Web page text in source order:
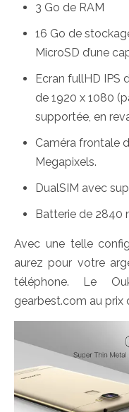
3 Go de RAM
16 Go de
MicroSD d’une
Ecran fullHD IPS
de 1920 x 1080
supportée, en
Caméra frontale
Megapixels.
DualSIM avec
Batterie de 2840
Avec une telle
aurez pour votre
téléphone. Le
gearbest.com au prix